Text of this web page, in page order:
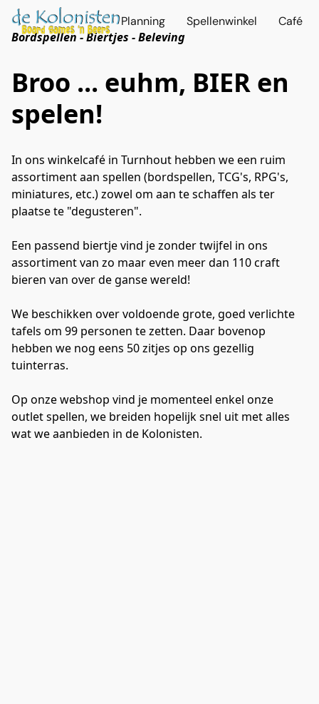
Planning Spellenwinkel Café
Bordspellen - Biertjes - Beleving
Broo ... euhm, BIER en
spelen!
In ons winkelcafé in Turnhout hebben we een ruim
assortiment aan spellen (bordspellen, TCG's, RPG's,
miniatures, etc.) zowel om aan te schaffen als ter
plaatse te "degusteren".
Een passend biertje vind je zonder twijfel in ons
assortiment van zo maar even meer dan 110 craft
bieren van over de ganse wereld!
We beschikken over voldoende grote, goed verlichte
tafels om 99 personen te zetten. Daar bovenop
hebben we nog eens 50 zitjes op ons gezellig
tuinterras.
Op onze webshop vind je momenteel enkel onze
outlet spellen, we breiden hopelijk snel uit met alles
wat we aanbieden in de Kolonisten.